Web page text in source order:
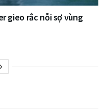
gieo rắc nỗi sợ vùng